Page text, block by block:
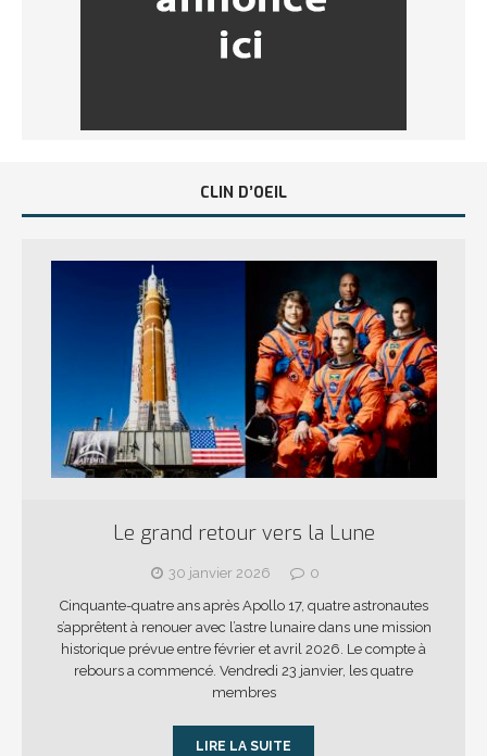
CLIN D’OEIL
Le grand retour vers la Lune
30 janvier 2026
0
Cinquante-quatre ans après Apollo 17, quatre astronautes
s’apprêtent à renouer avec l’astre lunaire dans une mission
historique prévue entre février et avril 2026. Le compte à
rebours a commencé. Vendredi 23 janvier, les quatre
membres
LIRE LA SUITE